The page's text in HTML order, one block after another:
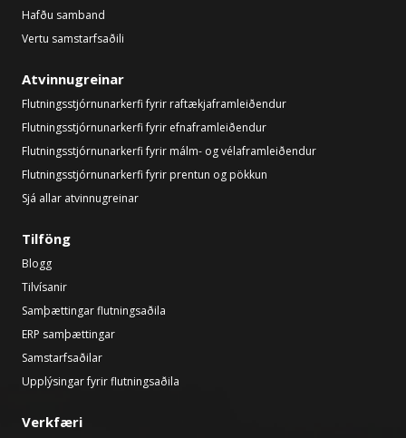
Hafðu samband
Vertu samstarfsaðili
Atvinnugreinar
Flutningsstjórnunarkerfi fyrir raftækjaframleiðendur
Flutningsstjórnunarkerfi fyrir efnaframleiðendur
Flutningsstjórnunarkerfi fyrir málm- og vélaframleiðendur
Flutningsstjórnunarkerfi fyrir prentun og pökkun
Sjá allar atvinnugreinar
Tilföng
Blogg
Tilvísanir
Samþættingar flutningsaðila
ERP samþættingar
Samstarfsaðilar
Upplýsingar fyrir flutningsaðila
Verkfæri